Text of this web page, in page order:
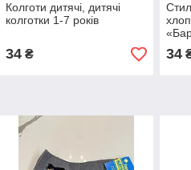
Колготи дитячі, дитячі
колготки 1-7 років
34₴ 34